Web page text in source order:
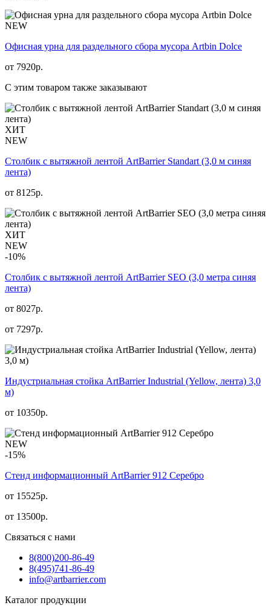
NEW
Офисная урна для раздельного сбора мусора Artbin Dolce
от 7920р.
С этим товаром также заказывают
ХИТ
NEW
Столбик с вытяжной лентой ArtBarrier Standart (3,0 м синяя
лента)
от 8125р.
ХИТ
NEW
-10%
Столбик с вытяжной лентой ArtBarrier SEO (3,0 метра синяя
лента)
от 8027р.
от 7297р.
Индустриальная стойка ArtBarrier Industrial (Yellow, лента) 3,0
м)
от 10350р.
NEW
-15%
Стенд информационный АrtBarrier 912 Серебро
от 15525р.
от 13500р.
Связаться с нами
8(800)200-86-49
8(495)741-86-49
info@artbarrier.com
Каталог продукции